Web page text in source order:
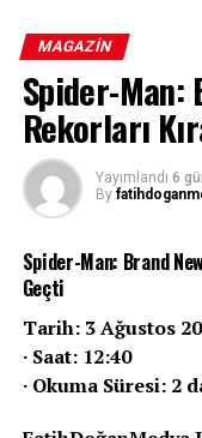
MAGAZIN
Spider-Man:
Rekorları
Yayımlandı 6
By
Spider-Man: Brand
Geçti
Tarih: 3 Ağustos
· Saat: 12:40
· Okuma Süresi: 2